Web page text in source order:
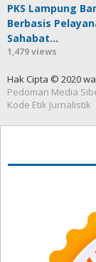
PKS Lampung
Berbasis
Sahabat…
1,479 views
Hak Cipta © 2020
Pedoman Media
Kode Etik Jurnalistik